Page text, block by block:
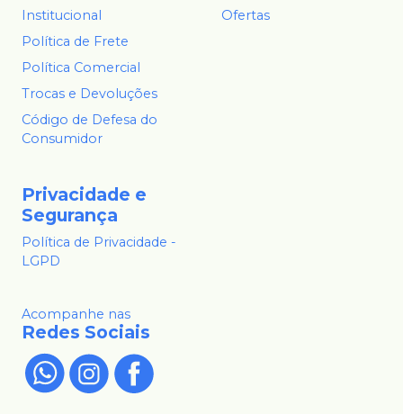
Institucional
Política de Frete
Política Comercial
Trocas e Devoluções
Código de Defesa do
Consumidor
Ofertas
Privacidade e
Segurança
Política de Privacidade -
LGPD
Acompanhe nas
Redes Sociais